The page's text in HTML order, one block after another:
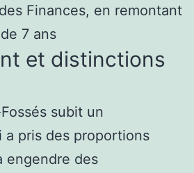
Finances, en remontant
7 ans
et distinctions
subit un
pris des proportions
engendre des